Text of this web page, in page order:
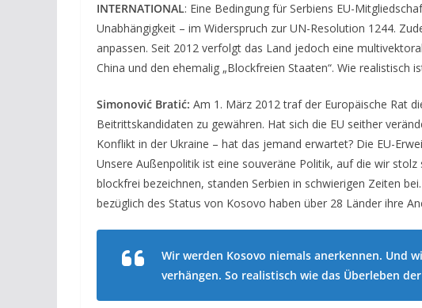
INTERNATIONAL: Eine Bedingung für Serbiens EU-
Unabhängigkeit – im Widerspruch zur UN-Resolution 1244.
anpassen. Seit 2012 verfolgt das Land jedoch eine
China und den ehemalig „Blockfreien Staaten“. Wie realistisch
Simonović Bratić: Am 1. März 2012 traf der Europäische Rat
Beitrittskandidaten zu gewähren. Hat sich die EU seither
Konflikt in der Ukraine – hat das jemand erwartet? Die EU-
Unsere Außenpolitik ist eine souveräne Politik, auf die wir
blockfrei bezeichnen, standen Serbien in schwierigen Zeiten
bezüglich des Status von Kosovo haben über 28 Länder ihre
Wir werden Kosovo niemals anerkennen. Und
verhängen. So realistisch wie das Überleben